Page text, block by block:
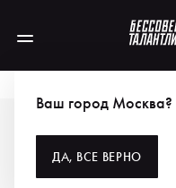
Ваш город Москва?
ДА, ВСЕ ВЕРНО